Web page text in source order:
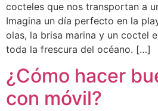
cocteles que nos transportan a
Imagina un día perfecto en la
olas, la brisa marina y un coctel
toda la frescura del océano. […]
¿Cómo hacer
con móvil?